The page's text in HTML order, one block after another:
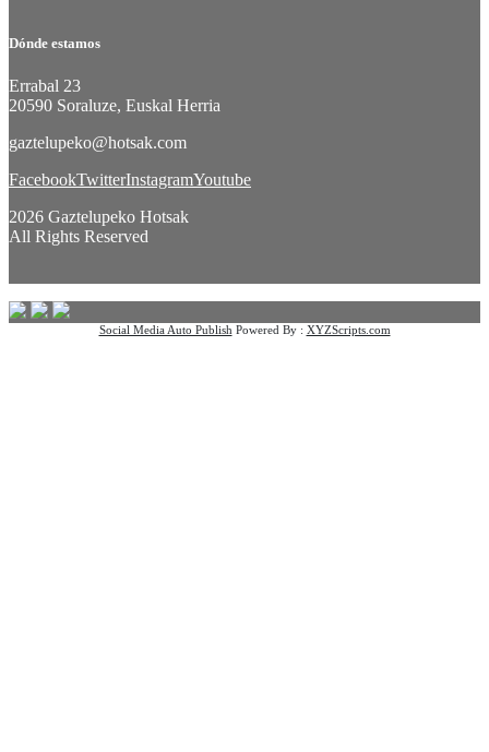
Dónde estamos
Errabal 23
20590 Soraluze, Euskal Herria
gaztelupeko@hotsak.com
FacebookTwitterInstagramYoutube
2026 Gaztelupeko Hotsak
All Rights Reserved
Social Media Auto Publish Powered By : XYZScripts.com